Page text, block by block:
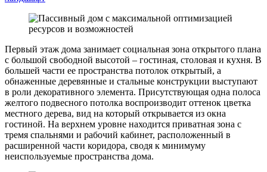
Первый этаж дома занимает социальная зона открытого плана
с большой свободной высотой – гостиная, столовая и кухня. В
большей части ее пространства потолок открытый, а
обнаженные деревянные и стальные конструкции выступают
в роли декоративного элемента. Присутствующая одна полоса
желтого подвесного потолка воспроизводит оттенок цветка
местного дерева, вид на который открывается из окна
гостиной. На верхнем уровне находится приватная зона с
тремя спальнями и рабочий кабинет, расположенный в
расширенной части коридора, сводя к минимуму
неиспользуемые пространства дома.